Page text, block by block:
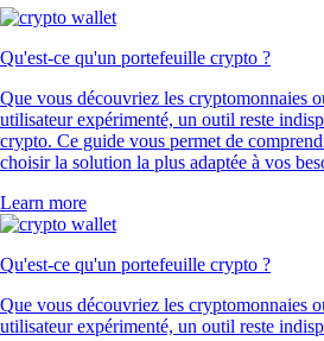
Qu'est-ce qu'un portefeuille crypto ?
Que vous découvriez les cryptomonnaies
utilisateur expérimenté, un outil reste
crypto. Ce guide vous permet de
choisir la solution la plus adaptée à vos
Learn more
Qu'est-ce qu'un portefeuille crypto ?
Que vous découvriez les cryptomonnaies
utilisateur expérimenté, un outil reste